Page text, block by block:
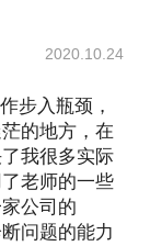
2020.10.24
步入瓶颈，
的地方，在
我很多实际
老师的一些
公司的
问题的能力